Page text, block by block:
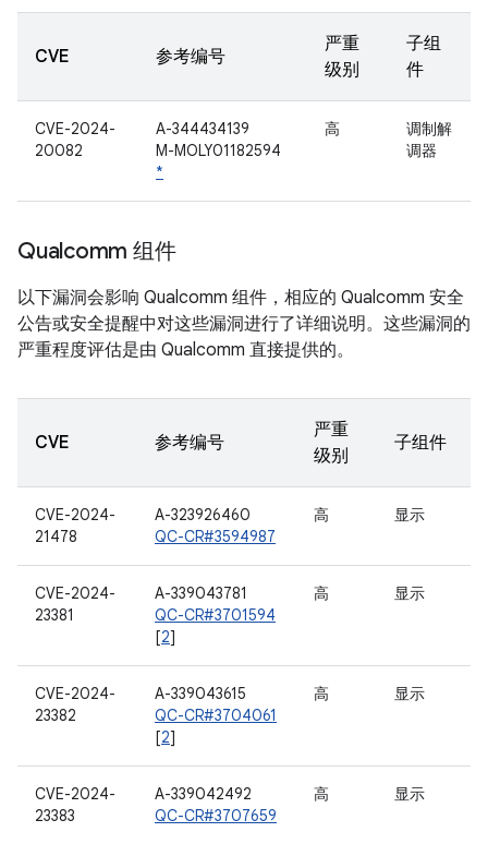
CVE 参考编号
严重
级别
子组
件
CVE-2024-
20082
A-344434139
M-MOLY01182594
*
高
调制解
调器
Qualcomm 组件
以下漏洞会影响 Qualcomm 组件，相应的 Qualcomm 安全
公告或安全提醒中对这些漏洞进行了详细说明。这些漏洞的
严重程度评估是由 Qualcomm 直接提供的。
CVE 参考编号
严重
级别
子组件
CVE-2024-
21478
A-323926460
QC-CR#3594987
高 显示
CVE-2024-
23381
A-339043781
QC-CR#3701594
[2]
高 显示
CVE-2024-
23382
A-339043615
QC-CR#3704061
[2]
高 显示
CVE-2024-
23383
A-339042492
QC-CR#3707659
高 显示